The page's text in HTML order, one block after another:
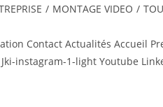
/ MONTAGE VIDEO /
Contact Actualités Accueil
instagram-1-light Youtube